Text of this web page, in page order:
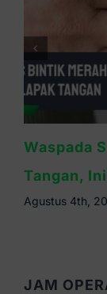
Waspada
Tangan,
Agustus 4th,
JAM